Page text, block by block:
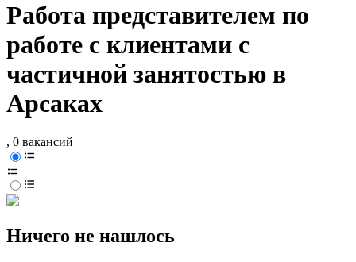
Работа представителем по
работе с клиентами с
частичной занятостью в
Арсаках
, 0 вакансий
Ничего не нашлось